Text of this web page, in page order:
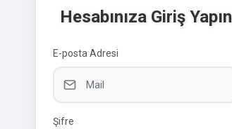
Hesabınıza Giriş Yapın
E-posta Adresi
Şifre